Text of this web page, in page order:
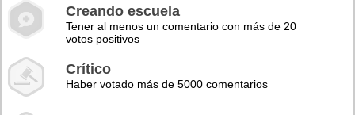
Creando escuela
Tener al menos un comentario con más de 20
votos positivos
Crítico
Haber votado más de 5000 comentarios